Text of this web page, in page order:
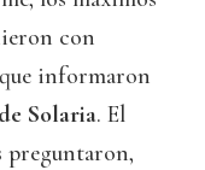
con
informaron
Solaria. El
preguntaron,